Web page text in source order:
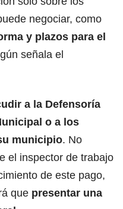
negociar, como
y plazos para el
señala el
a la Defensoría
o a los
municipio. No
el inspector de trabajo
de este pago,
que presentar una